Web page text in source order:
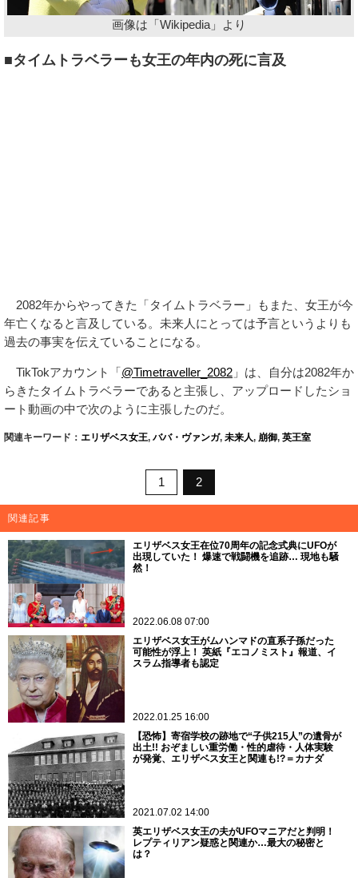
画像は「Wikipedia」より
■タイムトラベラーも女王の年内の死に言及
2082年からやってきた「タイムトラベラー」もまた、女王が今
年亡くなると言及している。未来人にとっては予言というよりも
過去の事実を伝えていることになる。
TikTokアカウント「@Timetraveller_2082 」は、自分は2082年か
らきたタイムトラベラーであると主張し、アップロードしたショ
ート動画の中で次のように主張したのだ。
関連キーワード： エリザベス女王, ババ・ヴァンガ, 未来人, 崩御, 英王室
1 2
関連記事
エリザベス女王在位70周年の記念式典にUFOが
出現していた！ 爆速で戦闘機を追跡… 現地も騒
然！
2022.06.08 07:00
エリザベス女王がムハンマドの直系子孫だった
可能性が浮上！ 英紙『エコノミスト』報道、イ
スラム指導者も認定
2022.01.25 16:00
【恐怖】寄宿学校の跡地で“子供215人”の遺骨が
出土!! おぞましい重労働・性的虐待・人体実験
が発覚、エリザベス女王と関連も!?＝カナダ
2021.07.02 14:00
英エリザベス女王の夫がUFOマニアだと判明！
レプティリアン疑惑と関連か…最大の秘密と
は？